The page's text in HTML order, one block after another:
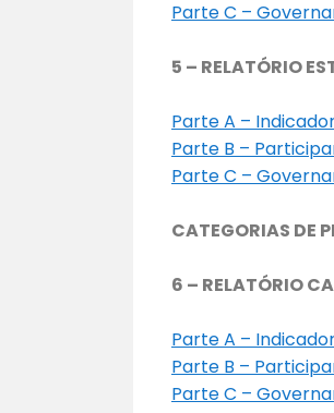
Parte C –
5 – RELATÓRIO
Parte A –
Parte B –
Parte C –
CATEGORIAS DE
6 – RELATÓRIO
Parte A –
Parte B –
Parte C –